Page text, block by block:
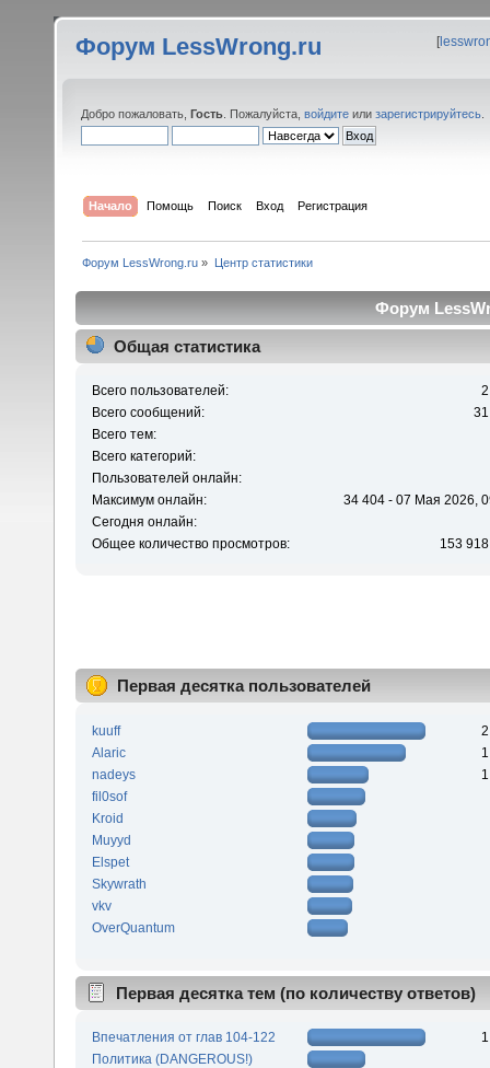
Форум LessWrong.ru [
Добро пожаловать, Гость . Пожалуйста, войдите или зарегистрируйтесь
Начало Помощь Поиск Вход Регистрация
Форум LessWrong.ru » Центр статистики
Форум
Общая статистика
Всего пользователей:
Всего сообщений:
Всего тем:
Всего категорий:
Пользователей онлайн:
Максимум онлайн:
34 404 - 07 Мая 2026,
Сегодня онлайн:
Общее количество просмотров:
153
Первая десятка пользователей
kuuff
Alaric
nadeys
fil0sof
Kroid
Muyyd
Elspet
Skywrath
vkv
OverQuantum
Первая десятка тем (по количеству ответов)
Впечатления от глав 104-122
Политика (DANGEROUS!)